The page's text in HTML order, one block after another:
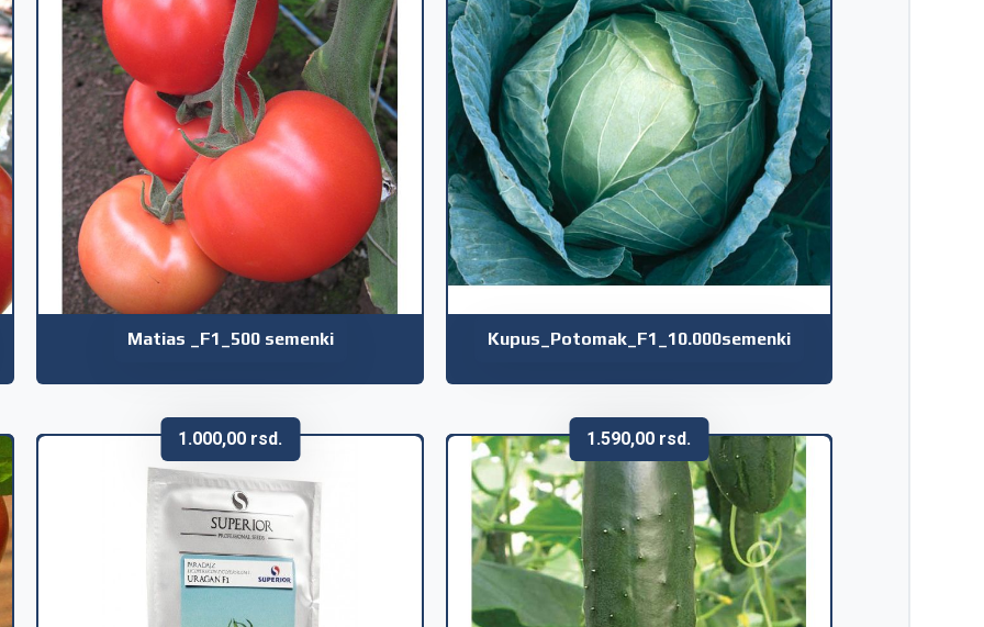
Matias _F1_500 semenki Kupus_Potomak_F1_10.000semenki
1.000,00 rsd. 1.590,00 rsd.